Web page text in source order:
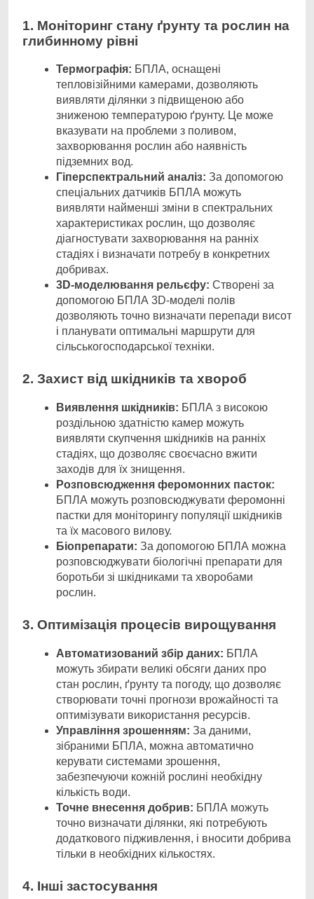
1. Моніторинг стану ґрунту та рослин на
глибинному рівні
Термографія: БПЛА, оснащені
тепловізійними камерами, дозволяють
виявляти ділянки з підвищеною або
зниженою температурою ґрунту. Це може
вказувати на проблеми з поливом,
захворювання рослин або наявність
підземних вод.
Гіперспектральний аналіз: За допомогою
спеціальних датчиків БПЛА можуть
виявляти найменші зміни в спектральних
характеристиках рослин, що дозволяє
діагностувати захворювання на ранніх
стадіях і визначати потребу в конкретних
добривах.
3D-моделювання рельєфу: Створені за
допомогою БПЛА 3D-моделі полів
дозволяють точно визначати перепади висот
і планувати оптимальні маршрути для
сільськогосподарської техніки.
2. Захист від шкідників та хвороб
Виявлення шкідників: БПЛА з високою
роздільною здатністю камер можуть
виявляти скупчення шкідників на ранніх
стадіях, що дозволяє своєчасно вжити
заходів для їх знищення.
Розповсюдження феромонних пасток:
БПЛА можуть розповсюджувати феромонні
пастки для моніторингу популяції шкідників
та їх масового вилову.
Біопрепарати: За допомогою БПЛА можна
розповсюджувати біологічні препарати для
боротьби зі шкідниками та хворобами
рослин.
3. Оптимізація процесів вирощування
Автоматизований збір даних: БПЛА
можуть збирати великі обсяги даних про
стан рослин, ґрунту та погоду, що дозволяє
створювати точні прогнози врожайності та
оптимізувати використання ресурсів.
Управління зрошенням: За даними,
зібраними БПЛА, можна автоматично
керувати системами зрошення,
забезпечуючи кожній рослині необхідну
кількість води.
Точне внесення добрив: БПЛА можуть
точно визначати ділянки, які потребують
додаткового підживлення, і вносити добрива
тільки в необхідних кількостях.
4. Інші застосування